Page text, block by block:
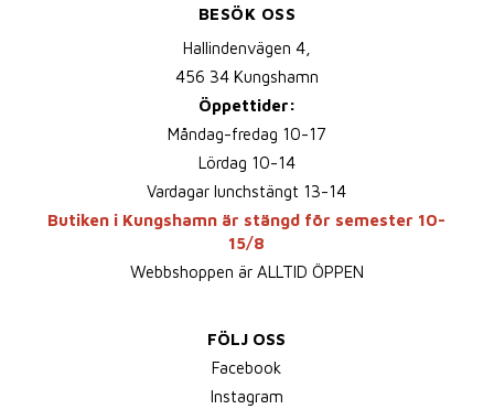
BESÖK OSS
Hallindenvägen 4,
456 34 Kungshamn
Öppettider:
Måndag-fredag 10-17
Lördag 10-14
Vardagar lunchstängt 13-14
Butiken i Kungshamn är stängd för semester 10-
15/8
Webbshoppen är ALLTID ÖPPEN
FÖLJ OSS
Facebook
Instagram